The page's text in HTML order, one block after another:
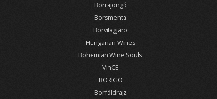
Borrajongó
Borsmenta
Borvilágjáró
Hungarian Wines
Bohemian Wine Souls
VinCE
BORIGO
Borföldrajz